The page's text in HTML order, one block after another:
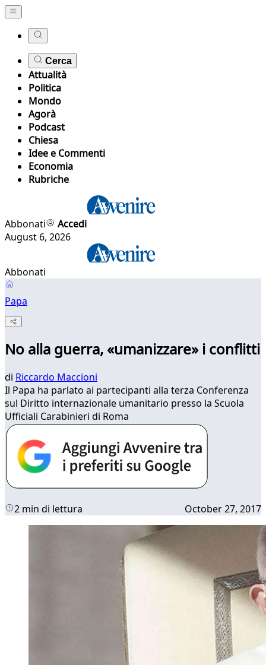
Cerca
Attualità
Politica
Mondo
Agorà
Podcast
Chiesa
Idee e Commenti
Economia
Rubriche
Abbonati
Accedi
August 6, 2026
Abbonati
Papa
No alla guerra, «umanizzare» i conflitti
di Riccardo Maccioni
Il Papa ha parlato ai partecipanti alla terza Conferenza
sul Diritto internazionale umanitario presso la Scuola
Ufficiali Carabinieri di Roma
2 min di lettura October 27, 2017